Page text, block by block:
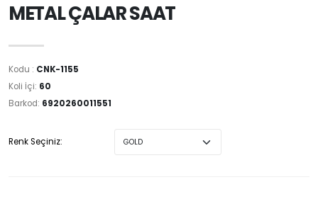
METAL ÇALAR SAAT
Kodu : CNK-1155
Koli İçi: 60
Barkod: 6920260011551
Renk Seçiniz: